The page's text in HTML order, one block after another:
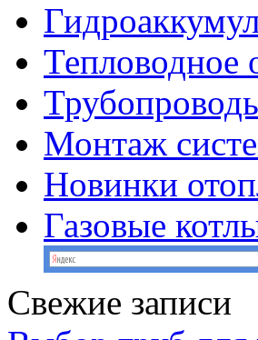
Тепловодное
Монтаж
Новинки
Газовые
Свежие записи